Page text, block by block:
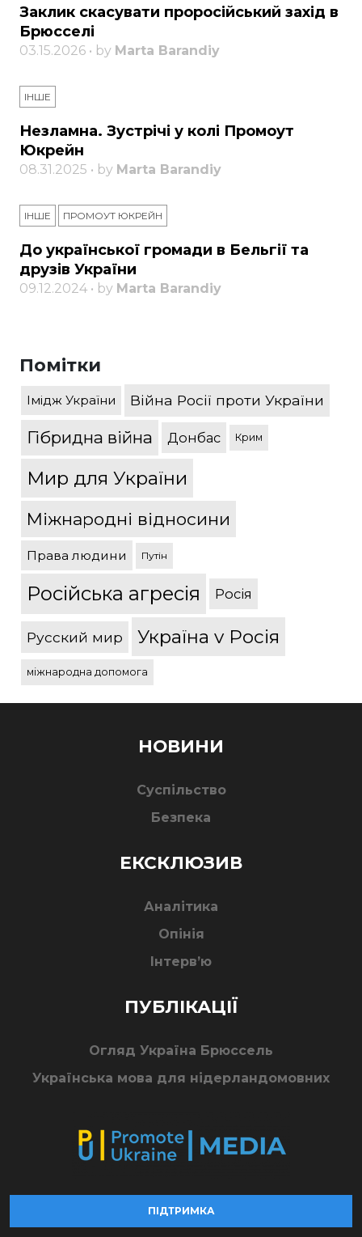
Заклик скасувати проросійський захід в
Брюсселі
03.15.2026 • by Marta Barandiy
ІНШЕ
Незламна. Зустрічі у колі Промоут
Юкрейн
08.31.2025 • by Marta Barandiy
ІНШЕ ПРОМОУТ ЮКРЕЙН
До української громади в Бельгії та
друзів України
09.12.2024 • by Marta Barandiy
Помітки
Імідж України Війна Росії проти України
Гібридна війна Донбас Крим
Мир для України
Міжнародні відносини
Права людини Путін
Російська агресія Росія
Русский мир Україна v Росія
міжнародна допомога
НОВИНИ
Суспільство
Безпека
ЕКСКЛЮЗИВ
Аналітика
Опінія
Інтерв’ю
ПУБЛІКАЦІЇ
Огляд Україна Брюссель
Українська мова для нідерландомовних
ПІДТРИМКА